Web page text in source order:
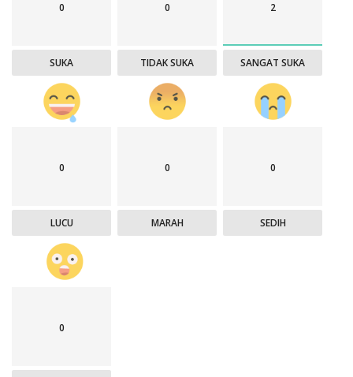
0
SUKA
0
TIDAK SUKA
2
SANGAT SUKA
0
LUCU
0
MARAH
0
SEDIH
0